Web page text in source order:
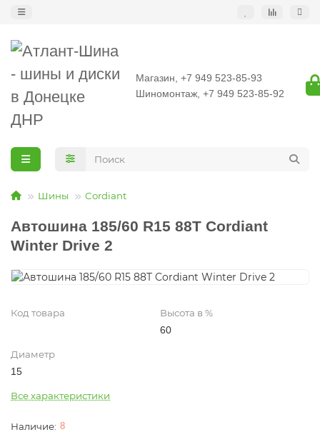
Магазин, +7 949 523-85-93
Шиномонтаж, +7 949 523-85-92
Шины Cordiant
Автошина 185/60 R15 88T Cordiant
Winter Drive 2
Код товара
Высота в %
60
Диаметр
15
Все характеристики
8